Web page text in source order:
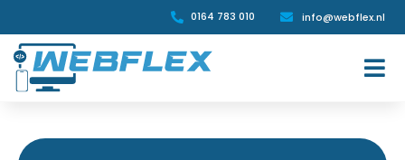
 0164 783 010  info@webflex.nl